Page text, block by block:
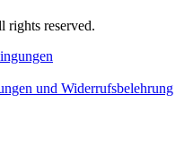
rights reserved.
und Widerrufsbelehrung